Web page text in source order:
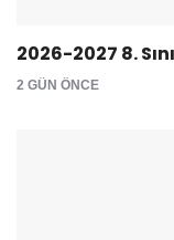
2026-2027 8.
2 GÜN ÖNCE